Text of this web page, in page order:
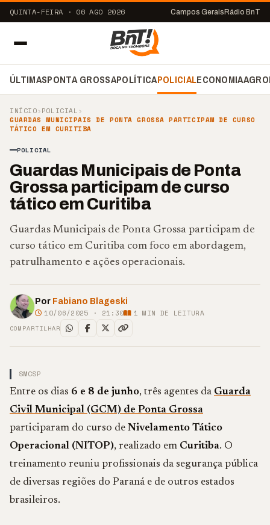
QUINTA-FEIRA · 06 AGO 2026 Campos Gerais Rádio BnT
ÚLTIMASPONTA GROSSAPOLÍTICAPOLICIALECONOMIA
INÍCIO›POLICIAL ›
GUARDAS MUNICIPAIS DE PONTA GROSSA PARTICIPAM DE CURSO
TÁTICO EM CURITIBA
POLICIAL
Guardas Municipais de Ponta
Grossa participam de curso
tático em Curitiba
Guardas Municipais de Ponta Grossa participam de
curso tático em Curitiba com foco em abordagem,
patrulhamento e ações operacionais.
Por Fabiano Blageski
10/06/2025 · 21:30 1 MIN DE LEITURA
COMPARTILHAR
SMCSP
Entre os dias 6 e 8 de junho, três agentes da Guarda
Civil Municipal (GCM) de Ponta Grossa
participaram do curso de Nivelamento Tático
Operacional (NITOP), realizado em Curitiba. O
treinamento reuniu profissionais da segurança pública
de diversas regiões do Paraná e de outros estados
brasileiros.